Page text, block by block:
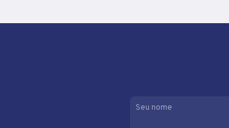
Seu nome